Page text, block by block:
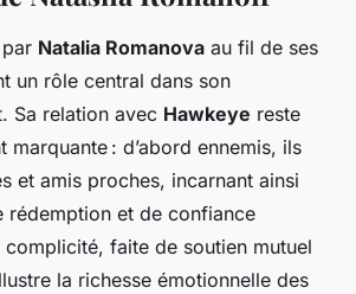
Natalia Romanova au fil de ses
un rôle central dans son
Sa relation avec Hawkeye reste
marquante : d’abord ennemis, ils
et amis proches, incarnant ainsi
rédemption et de confiance
complicité, faite de soutien mutuel
la richesse émotionnelle des